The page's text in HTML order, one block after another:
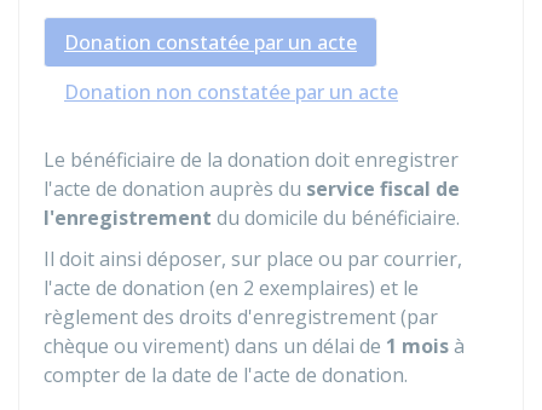
Donation constatée par un acte
Donation non constatée par un acte
Le bénéficiaire de la donation doit enregistrer
l'acte de donation auprès du service fiscal de
l'enregistrement du domicile du bénéficiaire.
Il doit ainsi déposer, sur place ou par courrier,
l'acte de donation (en 2 exemplaires) et le
règlement des droits d'enregistrement (par
chèque ou virement) dans un délai de 1 moisà
compter de la date de l'acte de donation.